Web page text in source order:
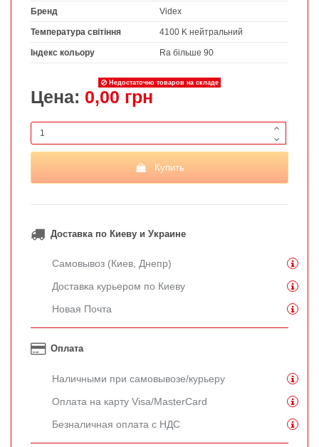
Бренд Videx
Температура світіння 4100 K нейтральний
Індекс кольору Ra більше 90
Недостаточно товаров на складе
Цена: 0,00 грн
Купить
Доставка по Киеву и Украине
Самовывоз (Киев, Днепр)
Доставка курьером по Киеву
Новая Почта
Оплата
Наличными при самовывозе/курьеру
Оплата на карту Visa/MasterCard
Безналичная оплата с НДС